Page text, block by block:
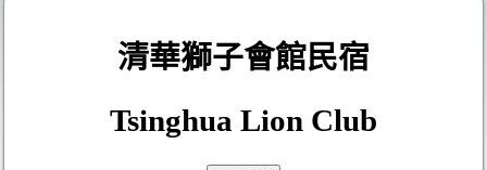
清華獅子會館民宿
Tsinghua Lion Club